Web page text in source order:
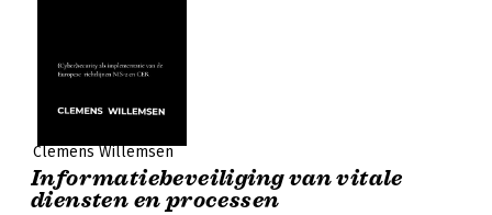
Clemens Willemsen
Informatiebeveiliging van vitale
diensten en processen